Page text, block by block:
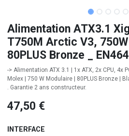
Alimentation ATX3.1
T750M Arctic V3,
80PLUS Bronze _
-> Alimentation ATX 3.1 | 1x ATX, 2x CPU, 4x
Molex | 750 W Modulaire | 80PLUS Bronze |
. Garantie 2 ans constructeur.
47,50 €
INTERFACE